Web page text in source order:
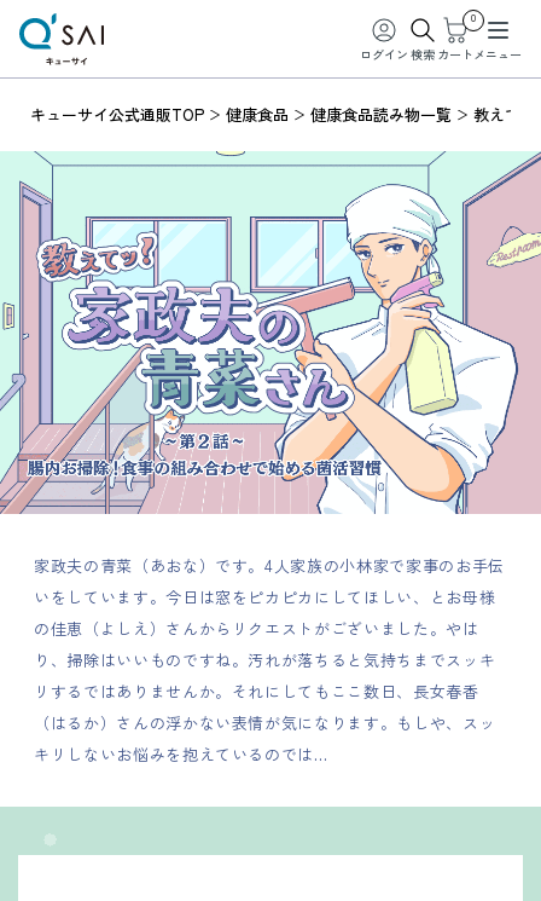
ログイン 検索
0
カート メニュー
キューサイ公式通販TOP 健康食品 健康食品読み物一覧 教えて
家政夫の青菜（あおな）です。4人家族の小林家で家事のお手伝
いをしています。今日は窓をピカピカにしてほしい、とお母様
の佳恵（よしえ）さんからリクエストがございました。やは
り、掃除はいいものですね。汚れが落ちると気持ちまでスッキ
リするではありませんか。それにしてもここ数日、長女春香
（はるか）さんの浮かない表情が気になります。もしや、スッ
キリしないお悩みを抱えているのでは…